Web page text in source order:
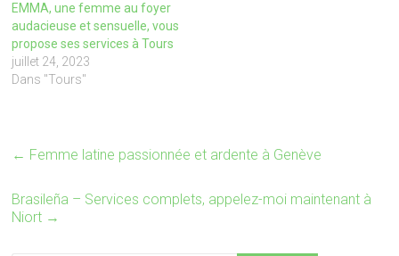
T
w
i
t
t
e
r
e
d
s
u
n
F
a
c
e
b
o
r
e
n
s
EMMA, une femme au foyer
audacieuse et sensuelle, vous
propose ses services à Tours
juillet 24, 2023
Dans "Tours"
← Femme latine passionnée et ardente à Genève
Brasileña – Services complets, appelez-moi maintenant à
Niort →